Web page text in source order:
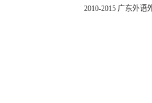
2010-2015 广东外语